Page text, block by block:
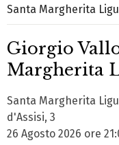
Santa Margherita
Giorgio
Margherita
Santa Margherita
d'Assisi, 3
26 Agosto 2026 ore